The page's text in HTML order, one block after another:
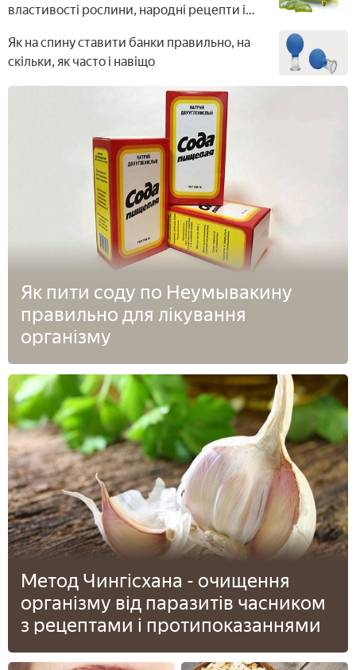
властивості рослини, народні рецепти і
Як на спину ставити банки правильно, на
скільки, як часто і навіщо
Як пити соду по Неумывакину
правильно для лікування
організму
Метод Чингісхана - очищення
організму від паразитів часником
з рецептами і протипоказаннями